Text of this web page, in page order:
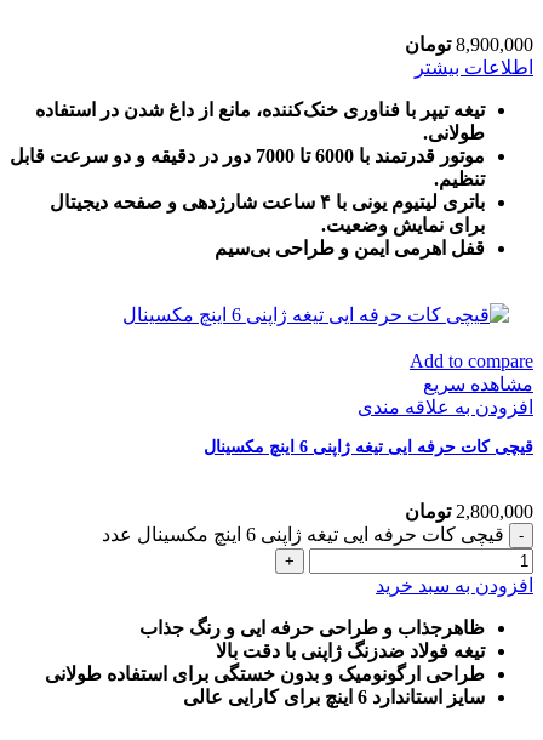
8,900,000 تومان
اطلاعات بیشتر
تیغه تیپر با فناوری خنک‌کننده، مانع از داغ شدن در استفاده
طولانی.
موتور قدرتمند با 6000 تا 7000 دور در دقیقه و دو سرعت قابل
تنظیم.
باتری لیتیوم یونی با ۴ ساعت شارژدهی و صفحه دیجیتال
برای نمایش وضعیت.
قفل اهرمی ایمن و طراحی بی‌سیم
Add to compare
مشاهده سریع
افزودن به علاقه مندی
قیچی کات حرفه ایی تیغه ژاپنی 6 اینچ مکسینال
2,800,000 تومان
قیچی کات حرفه ایی تیغه ژاپنی 6 اینچ مکسینال عدد
افزودن به سبد خرید
ظاهرجذاب و طراحی حرفه ایی و رنگ جذاب
تیغه فولاد ضدزنگ ژاپنی با دقت بالا
طراحی ارگونومیک و بدون خستگی برای استفاده طولانی
سایز استاندارد 6 اینچ برای کارایی عالی